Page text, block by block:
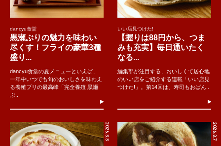
dancyu食堂
黒瀬ぶりの魅力を味わい
尽くす！フライの豪華3種
盛り...
dancyu食堂の夏メニューといえば、
一年中いつでも旬のおいしさを味わえ
る養殖ブリの最高峰「完全養殖 黒瀬
ぶ..
いい店見つけた!
【握りは88円から、つま
みも充実】毎日通いたく
なる...
編集部が注目する、おいしくて居心地
のいい店をご紹介する連載「いい店見
つけた!」。第14回は、寿司もおばん..
2026.8.8 2026.8.7